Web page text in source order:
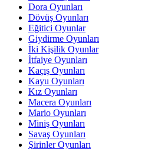
Dora Oyunları
Dövüş Oyunları
Eğitici Oyunlar
Giydirme Oyunları
İki Kişilik Oyunlar
İtfaiye Oyunları
Kaçış Oyunları
Kayu Oyunları
Kız Oyunları
Macera Oyunları
Mario Oyunları
Miniş Oyunları
Savaş Oyunları
Şirinler Oyunları